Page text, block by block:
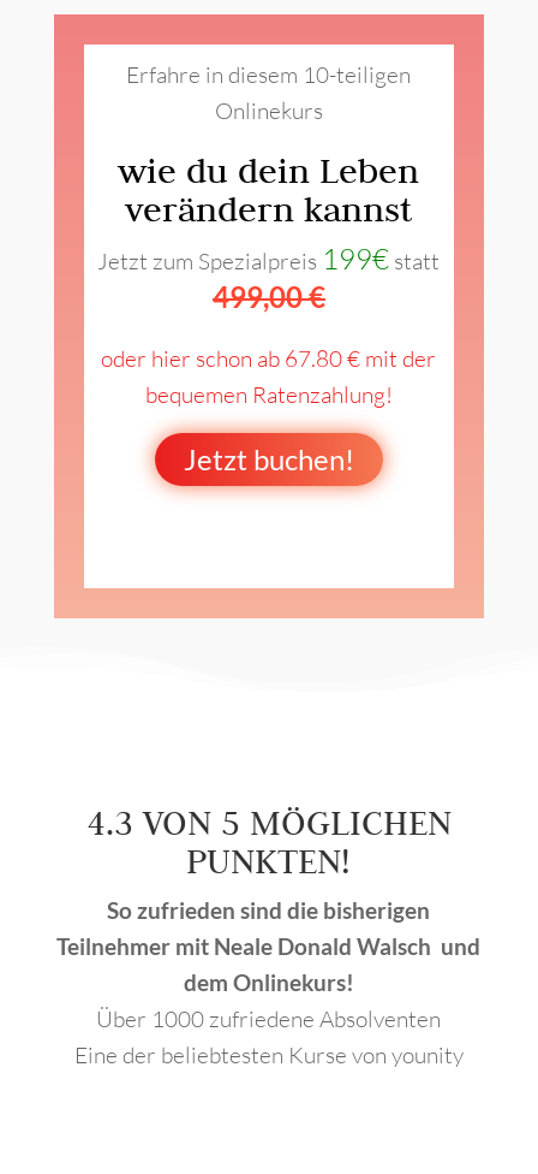
Erfahre in diesem 10-teiligen
Onlinekurs
wie du dein Leben
verändern kannst
Jetzt zum Spezialpreis 199€ statt
499,00 €
oder hier schon ab 67.80 € mit der
bequemen Ratenzahlung!
Jetzt buchen!
4.3 VON 5 MÖGLICHEN
PUNKTEN!
So zufrieden sind die bisherigen
Teilnehmer mit Neale Donald Walsch und
dem Onlinekurs!
Über 1000 zufriedene Absolventen
Eine der beliebtesten Kurse von younity